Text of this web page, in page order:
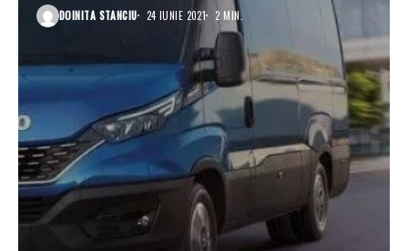
DOINITA STANCIU 24 IUNIE 2021 2 MIN.